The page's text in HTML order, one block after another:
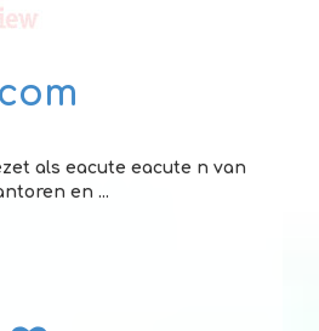
als eacute eacute n van
en ...